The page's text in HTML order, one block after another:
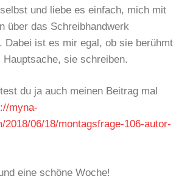
und liebe es einfach, mich mit
über das Schreibhandwerk
Dabei ist es mir egal, ob sie berühmt
sie schreiben.
du ja auch meinen Beitrag mal
myna-
2018/06/18/montagsfrage-106-autor-
eine schöne Woche!